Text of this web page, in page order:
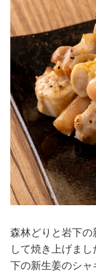
森林どりと岩下
して焼き上げま
下の新生姜のシャ